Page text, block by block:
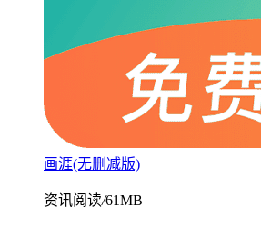
画涯(无删减版)
资讯阅读/61MB